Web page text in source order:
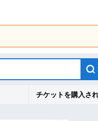
チケットを購入さ